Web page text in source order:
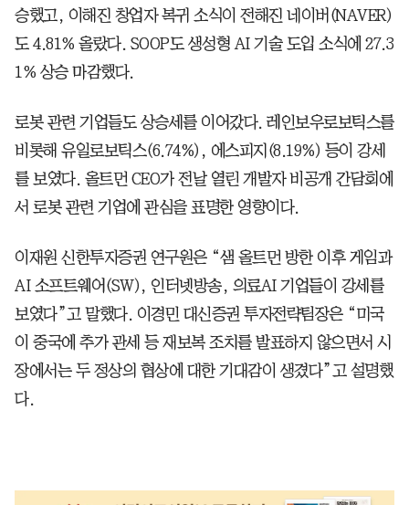
승했고, 이해진 창업자 복귀 소식이 전해진 네이버(NAVER)
도 4.81% 올랐다. SOOP도 생성형 AI 기술 도입 소식에 27.3
1% 상승 마감했다.
로봇 관련 기업들도 상승세를 이어갔다. 레인보우로보틱스를
비롯해 유일로보틱스(6.74%), 에스피지(8.19%) 등이 강세
를 보였다. 올트먼 CEO가 전날 열린 개발자 비공개 간담회에
서 로봇 관련 기업에 관심을 표명한 영향이다.
이재원 신한투자증권 연구원은 “샘 올트먼 방한 이후 게임과
AI 소프트웨어(SW), 인터넷방송, 의료AI 기업들이 강세를
보였다”고 말했다. 이경민 대신증권 투자전략팀장은 “미국
이 중국에 추가 관세 등 재보복 조치를 발표하지 않으면서 시
장에서는 두 정상의 협상에 대한 기대감이 생겼다”고 설명했
다.